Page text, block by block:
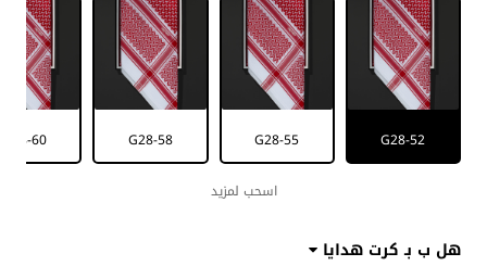
أفكار هدايا رجاليه ونسائيه تناسب
كل الأوقات والمناسبات
G28-52
G28-55
G28-58
G28-60
اسحب لمزيد
هل ب بـ كرت هدايا